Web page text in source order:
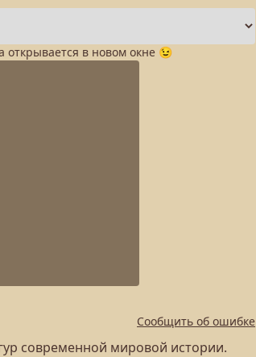
открывается в новом окне 😉
Сообщить об ошибке
современной мировой истории.